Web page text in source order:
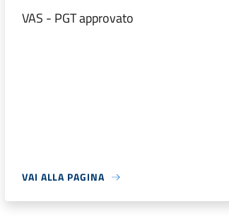
VAS - PGT approvato
VAI ALLA PAGINA